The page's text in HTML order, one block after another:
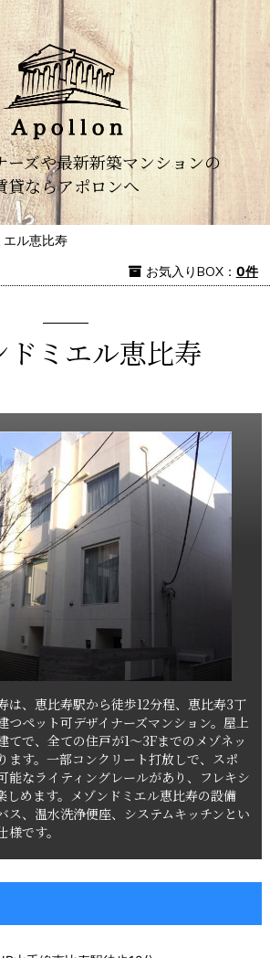
ーズや最新新築マンションの
貸ならアポロンへ
エル恵比寿
お気入りBOX： 0件
ドミエル恵比寿
は、恵比寿駅から徒歩12分程、恵比寿3丁
つペット可デザイナーズマンション。屋上
てで、全ての住戸が1～3Fまでのメゾネッ
ます。一部コンクリート打放しで、スポ
能なライティングレールがあり、フレキシ
しめます。メゾンドミエル恵比寿の設備
ス、温水洗浄便座、システムキッチンとい
です。